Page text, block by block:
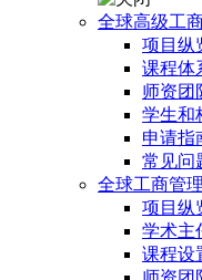
全球高级工
项目纵
课程体
师资团
学生和
申请指
常见问
全球工商管
项目纵
学术主
课程设